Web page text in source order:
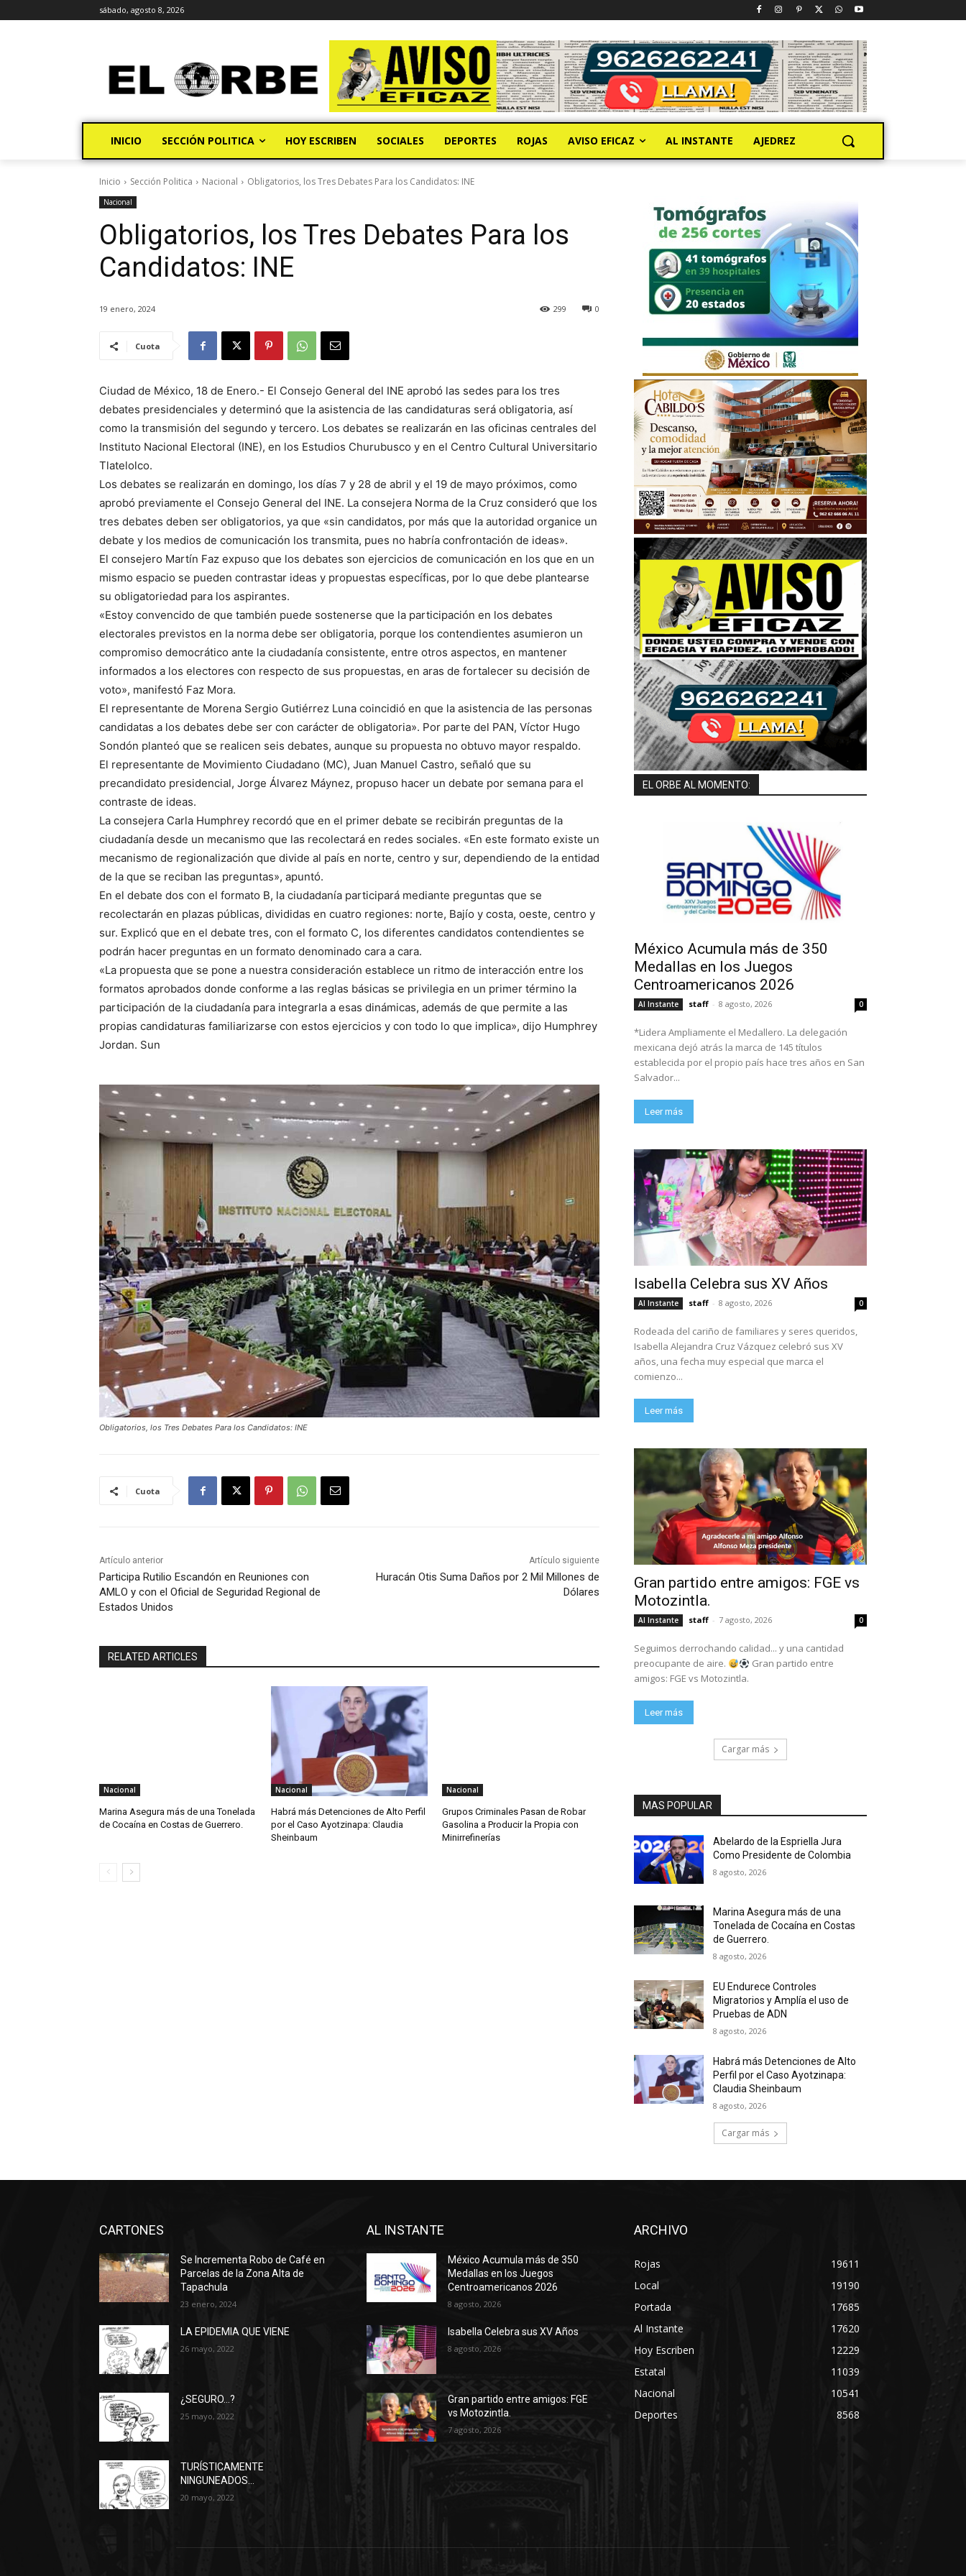
sábado, agosto 8, 2026
INICIO SECCIÓN POLITICA HOY ESCRIBEN SOCIALES DEPORTES ROJAS AVISO EFICAZ AL INSTANTE AJEDREZ
Inicio Sección Politica Nacional Obligatorios, los Tres Debates Para los Candidatos: INE
Nacional
Obligatorios, los Tres Debates Para los
Candidatos: INE
19 enero, 2024 0
299
Cuota
Ciudad de México, 18 de Enero.- El Consejo General del INE aprobó las sedes para los tres
debates presidenciales y determinó que la asistencia de las candidaturas será obligatoria, así
como la transmisión del segundo y tercero. Los debates se realizarán en las oficinas centrales del
Instituto Nacional Electoral (INE), en los Estudios Churubusco y en el Centro Cultural Universitario
Tlatelolco.
Los debates se realizarán en domingo, los días 7 y 28 de abril y el 19 de mayo próximos, como
aprobó previamente el Consejo General del INE. La consejera Norma de la Cruz consideró que los
tres debates deben ser obligatorios, ya que «sin candidatos, por más que la autoridad organice un
debate y los medios de comunicación los transmita, pues no habría confrontación de ideas».
El consejero Martín Faz expuso que los debates son ejercicios de comunicación en los que en un
mismo espacio se pueden contrastar ideas y propuestas específicas, por lo que debe plantearse
su obligatoriedad para los aspirantes.
«Estoy convencido de que también puede sostenerse que la participación en los debates
electorales previstos en la norma debe ser obligatoria, porque los contendientes asumieron un
compromiso democrático ante la ciudadanía consistente, entre otros aspectos, en mantener
informados a los electores con respecto de sus propuestas, en aras de fortalecer su decisión de
voto», manifestó Faz Mora.
El representante de Morena Sergio Gutiérrez Luna coincidió en que la asistencia de las personas
candidatas a los debates debe ser con carácter de obligatoria». Por parte del PAN, Víctor Hugo
Sondón planteó que se realicen seis debates, aunque su propuesta no obtuvo mayor respaldo.
El representante de Movimiento Ciudadano (MC), Juan Manuel Castro, señaló que su
precandidato presidencial, Jorge Álvarez Máynez, propuso hacer un debate por semana para el
contraste de ideas.
La consejera Carla Humphrey recordó que en el primer debate se recibirán preguntas de la
ciudadanía desde un mecanismo que las recolectará en redes sociales. «En este formato existe un
mecanismo de regionalización que divide al país en norte, centro y sur, dependiendo de la entidad
de la que se reciban las preguntas», apuntó.
En el debate dos con el formato B, la ciudadanía participará mediante preguntas que se
recolectarán en plazas públicas, divididas en cuatro regiones: norte, Bajío y costa, oeste, centro y
sur. Explicó que en el debate tres, con el formato C, los diferentes candidatos contendientes se
podrán hacer preguntas en un formato denominado cara a cara.
«La propuesta que se pone a nuestra consideración establece un ritmo de interacción entre los
formatos aprobados donde conforme a las reglas básicas se privilegia en un primer término la
participación de la ciudadanía para integrarla a esas dinámicas, además de que permite a las
propias candidaturas familiarizarse con estos ejercicios y con todo lo que implica», dijo Humphrey
Jordan. Sun
Obligatorios, los Tres Debates Para los Candidatos: INE
Cuota
Artículo anterior
Participa Rutilio Escandón en Reuniones con
AMLO y con el Oficial de Seguridad Regional de
Estados Unidos
Artículo siguiente
Huracán Otis Suma Daños por 2 Mil Millones de
Dólares
RELATED ARTICLES
Nacional
Marina Asegura más de una Tonelada
de Cocaína en Costas de Guerrero.
Nacional
Habrá más Detenciones de Alto Perfil
por el Caso Ayotzinapa: Claudia
Sheinbaum
Nacional
Grupos Criminales Pasan de Robar
Gasolina a Producir la Propia con
Minirrefinerías
EL ORBE AL MOMENTO:
México Acumula más de 350
Medallas en los Juegos
Centroamericanos 2026
Al Instante staff - 8 agosto, 2026 0
*Lidera Ampliamente el Medallero. La delegación
mexicana dejó atrás la marca de 145 títulos
establecida por el propio país hace tres años en San
Salvador...
Leer más
Isabella Celebra sus XV Años
Al Instante staff - 8 agosto, 2026 0
Rodeada del cariño de familiares y seres queridos,
Isabella Alejandra Cruz Vázquez celebró sus XV
años, una fecha muy especial que marca el
comienzo...
Leer más
Gran partido entre amigos: FGE vs
Motozintla.
Al Instante staff - 7 agosto, 2026 0
Seguimos derrochando calidad... y una cantidad
preocupante de aire.
Gran partido entre
amigos: FGE vs Motozintla.
Leer más
Cargar más
MAS POPULAR
Abelardo de la Espriella Jura
Como Presidente de Colombia
8 agosto, 2026
Marina Asegura más de una
Tonelada de Cocaína en Costas
de Guerrero.
8 agosto, 2026
EU Endurece Controles
Migratorios y Amplía el uso de
Pruebas de ADN
8 agosto, 2026
Habrá más Detenciones de Alto
Perfil por el Caso Ayotzinapa:
Claudia Sheinbaum
8 agosto, 2026
Cargar más
CARTONES
Se Incrementa Robo de Café en
Parcelas de la Zona Alta de
Tapachula
23 enero, 2024
LA EPIDEMIA QUE VIENE
26 mayo, 2022
¿SEGURO…?
25 mayo, 2022
TURÍSTICAMENTE
NINGUNEADOS…
20 mayo, 2022
AL INSTANTE
México Acumula más de 350
Medallas en los Juegos
Centroamericanos 2026
8 agosto, 2026
Isabella Celebra sus XV Años
8 agosto, 2026
Gran partido entre amigos: FGE
vs Motozintla.
7 agosto, 2026
ARCHIVO
Rojas
19611
Local
19190
Portada
17685
Al Instante
17620
Hoy Escriben
12229
Estatal
11039
Nacional
10541
Deportes
8568